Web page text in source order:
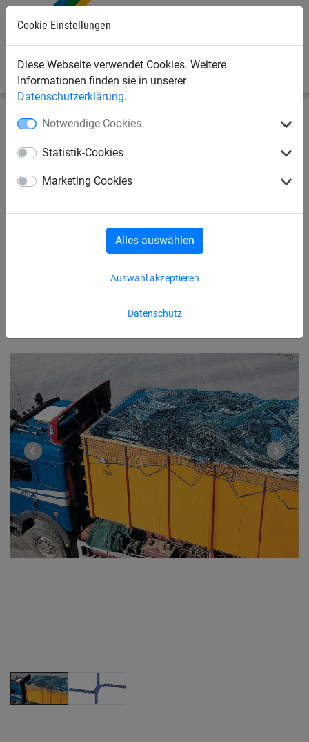
Cookie Einstellungen
Diese Webseite verwendet Cookies. Weitere
Informationen finden sie in unserer
Datenschutzerklärung.
Notwendige Cookies
Statistik-Cookies
Marketing Cookies
Datenschutz
Auswahl akzeptieren
Alles auswählen
Industrienetze Abdecknetze und -planen Abdecknetze
Abdecknetz ø 3 mm aus
Polypropylen, Größe 3,50 x 7
m